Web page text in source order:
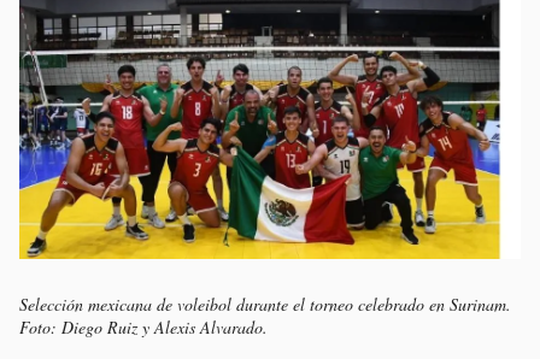
Selección mexicana de voleibol durante el torneo celebrado en Surinam.
Foto: Diego Ruiz y Alexis Alvarado.